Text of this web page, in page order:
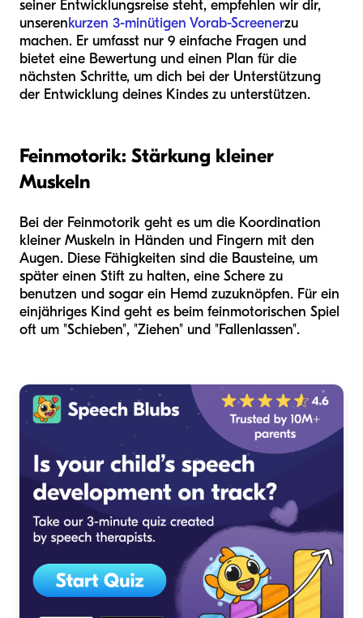
seiner Entwicklungsreise steht, empfehlen wir dir,
unserenkurzen 3-minütigen Vorab-Screenerzu
machen. Er umfasst nur 9 einfache Fragen und
bietet eine Bewertung und einen Plan für die
nächsten Schritte, um dich bei der Unterstützung
der Entwicklung deines Kindes zu unterstützen.
Feinmotorik: Stärkung kleiner
Muskeln
Bei der Feinmotorik geht es um die Koordination
kleiner Muskeln in Händen und Fingern mit den
Augen. Diese Fähigkeiten sind die Bausteine, um
später einen Stift zu halten, eine Schere zu
benutzen und sogar ein Hemd zuzuknöpfen. Für ein
einjähriges Kind geht es beim feinmotorischen Spiel
oft um "Schieben", "Ziehen" und "Fallenlassen".